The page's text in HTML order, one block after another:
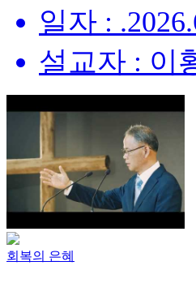
일자 :
설교자 : 이
회복의 은혜